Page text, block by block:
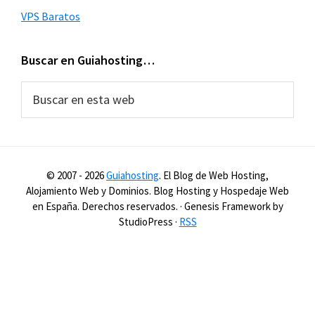
VPS Baratos
Buscar en Guiahosting…
© 2007 - 2026Guiahosting. El Blog de Web Hosting,
Alojamiento Web y Dominios. Blog Hosting y Hospedaje Web
en España. Derechos reservados. · Genesis Framework by
StudioPress · RSS